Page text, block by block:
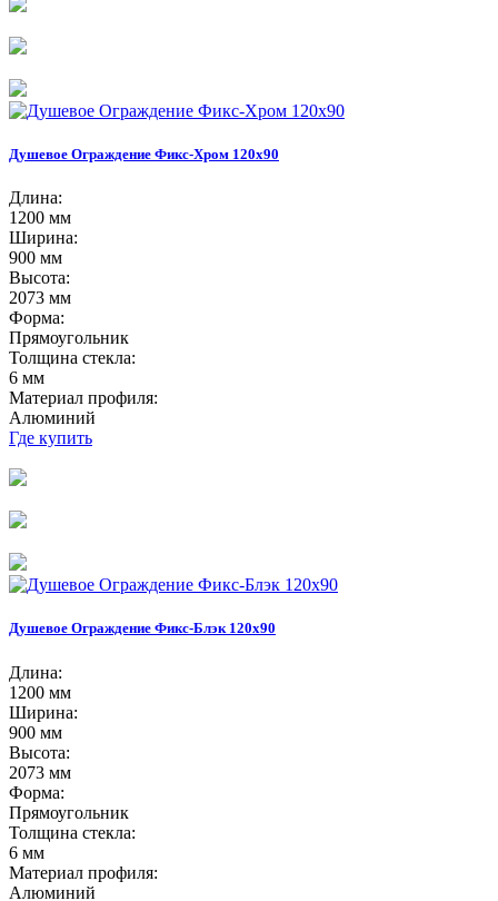
Душевое Ограждение Фикс-Хром 120х90
Длина:
1200 мм
Ширина:
900 мм
Высота:
2073 мм
Форма:
Прямоугольник
Толщина стекла:
6 мм
Материал профиля:
Алюминий
Где купить
Душевое Ограждение Фикс-Блэк 120х90
Длина:
1200 мм
Ширина:
900 мм
Высота:
2073 мм
Форма:
Прямоугольник
Толщина стекла:
6 мм
Материал профиля:
Алюминий